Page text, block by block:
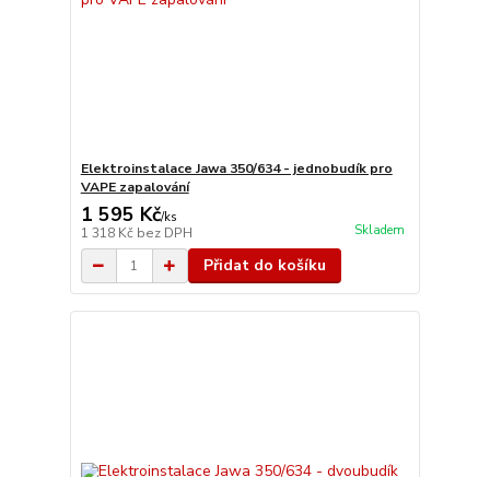
Elektroinstalace Jawa 350/634 - jednobudík pro
VAPE zapalování
1 595 Kč/ks
1 318 Kč bez DPH Skladem
Přidat do košíku